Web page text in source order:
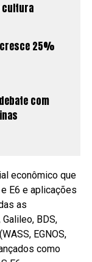
cultura
cresce 25%
com
econômico que
E6 e aplicações
as
BDS,
EGNOS,
como